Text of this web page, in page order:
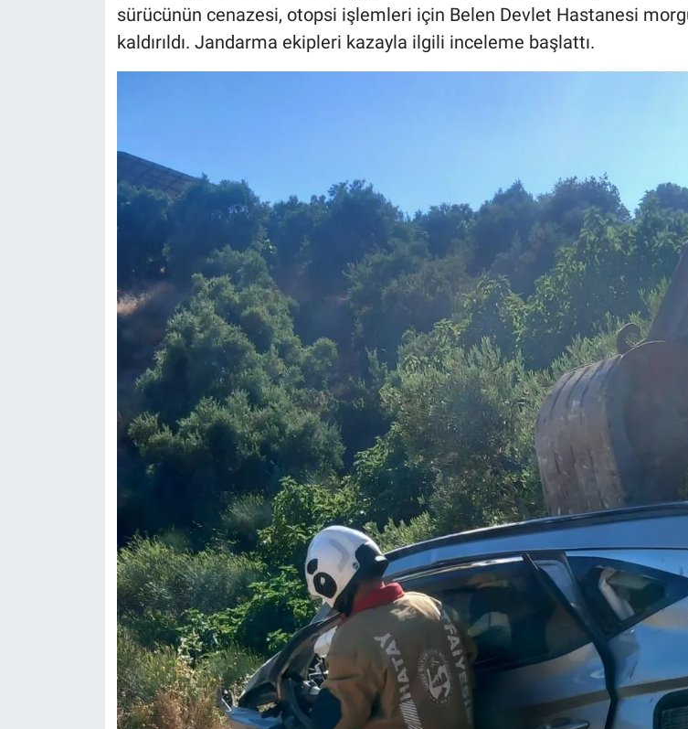
sürücünün cenazesi, otopsi işlemleri için Belen Devlet Hastanesi
kaldırıldı. Jandarma ekipleri kazayla ilgili inceleme başlattı.